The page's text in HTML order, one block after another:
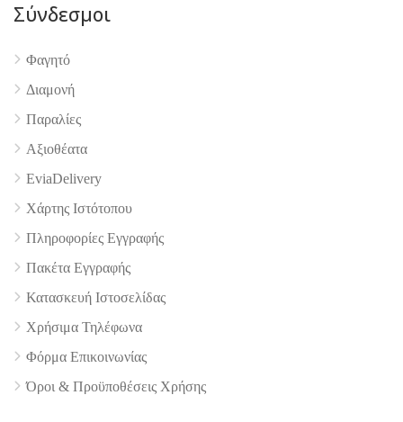
4.9
Σύνδεσμοι
Φαγητό
Διαμονή
Παραλίες
Αξιοθέατα
EviaDelivery
Χάρτης Ιστότοπου
Πληροφορίες Εγγραφής
Πακέτα Εγγραφής
Κατασκευή Ιστοσελίδας
Χρήσιμα Τηλέφωνα
Φόρμα Επικοινωνίας
Όροι & Προϋποθέσεις Xρήσης